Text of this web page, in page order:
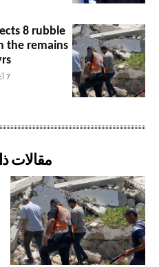
8 rubble
the remains
7 أغسطس، 2026
مقالات